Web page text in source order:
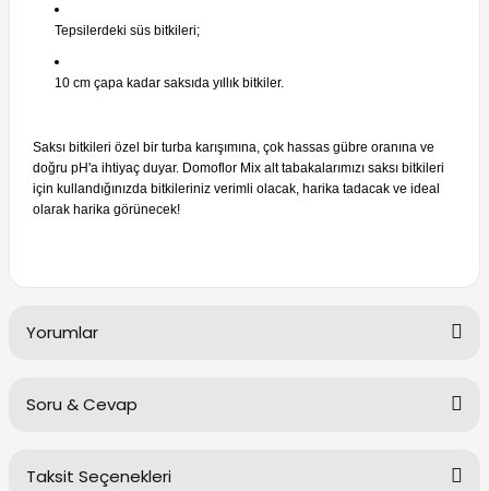
Tepsilerdeki süs bitkileri;
10 cm çapa kadar saksıda yıllık bitkiler.
Saksı bitkileri özel bir turba karışımına, çok hassas gübre oranına ve
doğru pH'a ihtiyaç duyar. Domoflor Mix alt tabakalarımızı saksı bitkileri
için kullandığınızda bitkileriniz verimli olacak, harika tadacak ve ideal
olarak harika görünecek!
Yorumlar
Soru & Cevap
Taksit Seçenekleri